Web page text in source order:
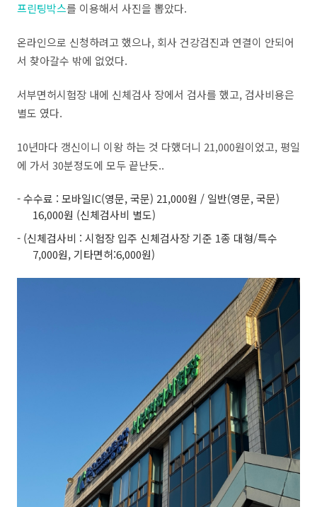
프린팅박스를 이용해서 사진을 뽑았다.
온라인으로 신청하려고 했으나, 회사 건강검진과 연결이 안되어
서 찾아갈수 밖에 없었다.
서부면허시험장 내에 신체검사 장에서 검사를 했고, 검사비용은
별도 였다.
10년마다 갱신이니 이왕 하는 것 다했더니 21,000원이었고, 평일
에 가서 30분정도에 모두 끝난듯..
- 수수료 : 모바일IC(영문, 국문) 21,000원 / 일반(영문, 국문)
16,000원 (신체검사비 별도)
- (신체검사비 : 시험장 입주 신체검사장 기준 1종 대형/특수
7,000원, 기타면허:6,000원)